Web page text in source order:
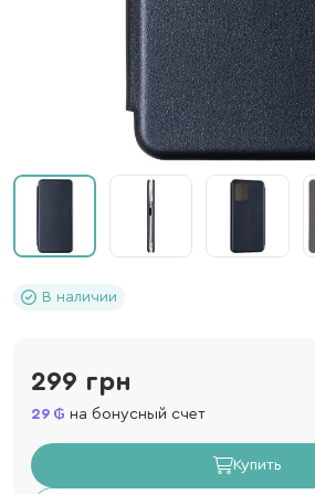
В наличии
299 грн
29 на бонусный счет
Купить